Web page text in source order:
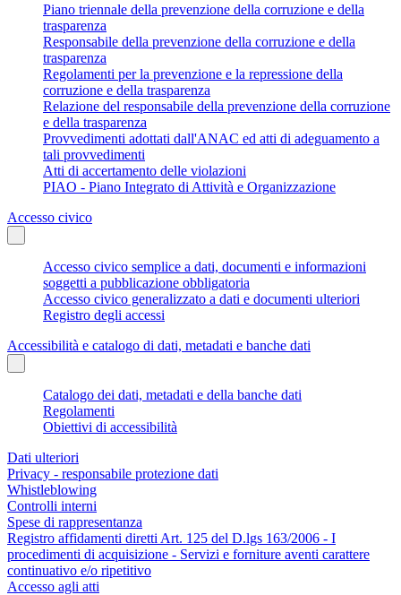
Piano triennale della prevenzione della corruzione e della
trasparenza
Responsabile della prevenzione della corruzione e della
trasparenza
Regolamenti per la prevenzione e la repressione della
corruzione e della trasparenza
Relazione del responsabile della prevenzione della corruzione
e della trasparenza
Provvedimenti adottati dall'ANAC ed atti di adeguamento a
tali provvedimenti
Atti di accertamento delle violazioni
PIAO - Piano Integrato di Attività e Organizzazione
Accesso civico
Accesso civico semplice a dati, documenti e informazioni
soggetti a pubblicazione obbligatoria
Accesso civico generalizzato a dati e documenti ulteriori
Registro degli accessi
Accessibilità e catalogo di dati, metadati e banche dati
Catalogo dei dati, metadati e della banche dati
Regolamenti
Obiettivi di accessibilità
Dati ulteriori
Privacy - responsabile protezione dati
Whistleblowing
Controlli interni
Spese di rappresentanza
Registro affidamenti diretti Art. 125 del D.lgs 163/2006 - I
procedimenti di acquisizione - Servizi e forniture aventi carattere
continuativo e/o ripetitivo
Accesso agli atti